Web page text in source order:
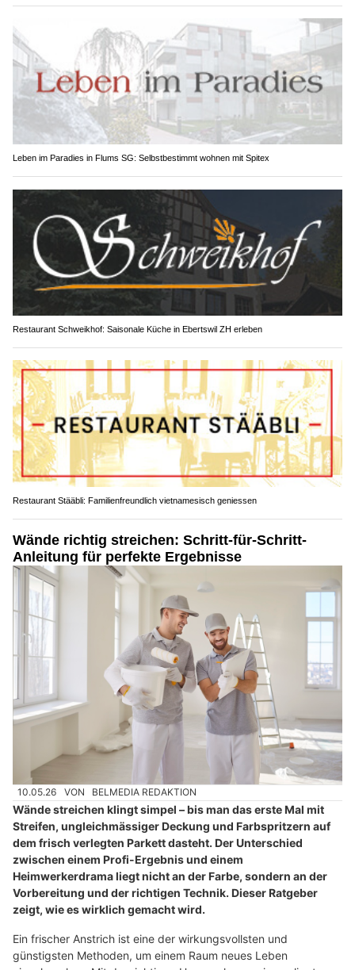
Leben im Paradies in Flums SG: Selbstbestimmt wohnen mit Spitex
Restaurant Schweikhof: Saisonale Küche in Ebertswil ZH erleben
Restaurant Stääbli: Familienfreundlich vietnamesisch geniessen
Wände richtig streichen: Schritt-für-Schritt-
Anleitung für perfekte Ergebnisse
10.05.26 VON BELMEDIA REDAKTION
Wände streichen klingt simpel – bis man das erste Mal mit
Streifen, ungleichmässiger Deckung und Farbspritzern auf
dem frisch verlegten Parkett dasteht. Der Unterschied
zwischen einem Profi-Ergebnis und einem
Heimwerkerdrama liegt nicht an der Farbe, sondern an der
Vorbereitung und der richtigen Technik. Dieser Ratgeber
zeigt, wie es wirklich gemacht wird.
Ein frischer Anstrich ist eine der wirkungsvollsten und
günstigsten Methoden, um einem Raum neues Leben